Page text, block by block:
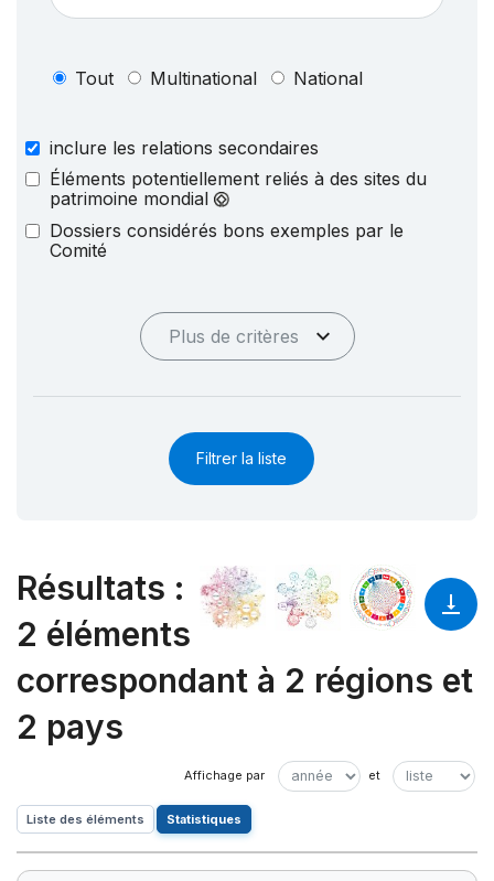
Tout Multinational National
inclure les relations secondaires
Éléments potentiellement reliés à des sites du
patrimoine mondial
Dossiers considérés bons exemples par le
Comité
Plus de critères
Filtrer la liste
Résultats :
2 éléments
correspondant à 2 régions et
2 pays
Liste des éléments Statistiques